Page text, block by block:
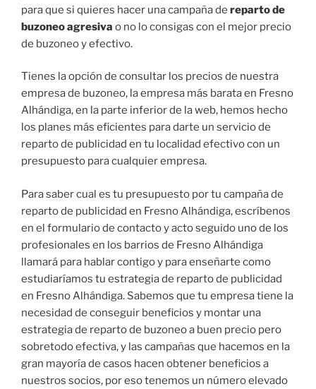
para que si quieres hacer una campaña de reparto de
buzoneo agresiva o no lo consigas con el mejor precio
de buzoneo y efectivo.
Tienes la opción de consultar los precios de nuestra
empresa de buzoneo, la empresa más barata en Fresno
Alhándiga, en la parte inferior de la web, hemos hecho
los planes más eficientes para darte un servicio de
reparto de publicidad en tu localidad efectivo con un
presupuesto para cualquier empresa.
Para saber cual es tu presupuesto por tu campaña de
reparto de publicidad en Fresno Alhándiga, escríbenos
en el formulario de contacto y acto seguido uno de los
profesionales en los barrios de Fresno Alhándiga
llamará para hablar contigo y para enseñarte como
estudiaríamos tu estrategia de reparto de publicidad
en Fresno Alhándiga. Sabemos que tu empresa tiene la
necesidad de conseguir beneficios y montar una
estrategia de reparto de buzoneo a buen precio pero
sobretodo efectiva, y las campañas que hacemos en la
gran mayoría de casos hacen obtener beneficios a
nuestros socios, por eso tenemos un número elevado